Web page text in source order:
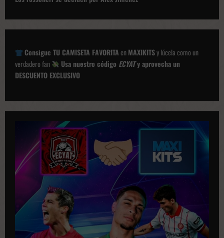
a
i
ó
d
u
b
c
a
Consigue TU CAMISETA FAVORITAenMAXIKITSy lúcela como un
verdadero fan
Usa nuestro código ECYATy aprovecha un
DESCUENTO EXCLUSIVO